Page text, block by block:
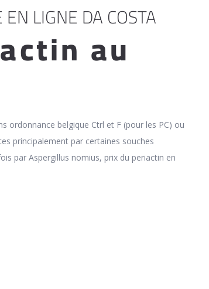
LIGNE DA COSTA
au
ordonnance belgique Ctrl et F (pour les PC) ou
principalement par certaines souches
par Aspergillus nomius, prix du periactin en